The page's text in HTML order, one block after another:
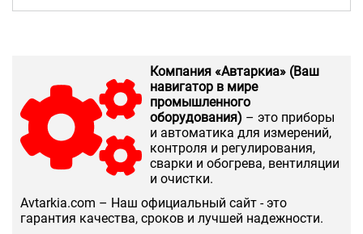
Компания «Автаркиа» (Ваш
навигатор в мире
промышленного
оборудования) – это приборы
и автоматика для измерений,
контроля и регулирования,
сварки и обогрева, вентиляции
и очистки.
Аvtarkia.com – Наш официальный сайт - это
гарантия качества, сроков и лучшей надежности.